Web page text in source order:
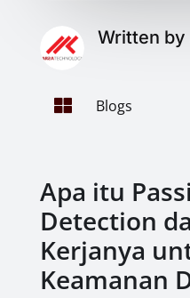
Written by
 Blogs
Apa itu
Detection
Kerjanya
Keamanan